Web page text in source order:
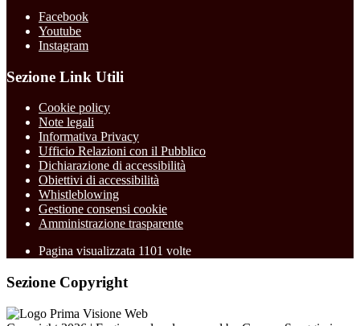
Facebook
Youtube
Instagram
Sezione Link Utili
Cookie policy
Note legali
Informativa Privacy
Ufficio Relazioni con il Pubblico
Dichiarazione di accessibilità
Obiettivi di accessibilità
Whistleblowing
Gestione consensi cookie
Amministrazione trasparente
Pagina visualizzata 1101 volte
Sezione Copyright